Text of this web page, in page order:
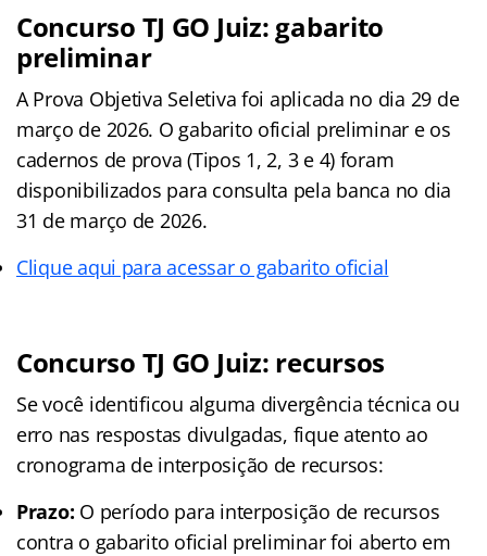
Concurso TJ GO Juiz: gabarito
preliminar
A Prova Objetiva Seletiva foi aplicada no dia 29 de
março de 2026. O gabarito oficial preliminar e os
cadernos de prova (Tipos 1, 2, 3 e 4) foram
disponibilizados para consulta pela banca no dia
31 de março de 2026.
Clique aqui para acessar o gabarito oficial
Concurso TJ GO Juiz: recursos
Se você identificou alguma divergência técnica ou
erro nas respostas divulgadas, fique atento ao
cronograma de interposição de recursos:
Prazo: O período para interposição de recursos
contra o gabarito oficial preliminar foi aberto em